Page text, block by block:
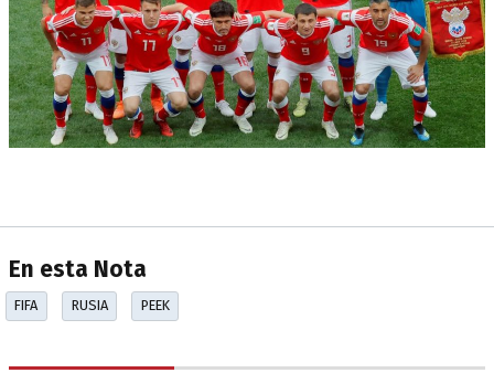
En esta Nota
FIFA RUSIA PEEK